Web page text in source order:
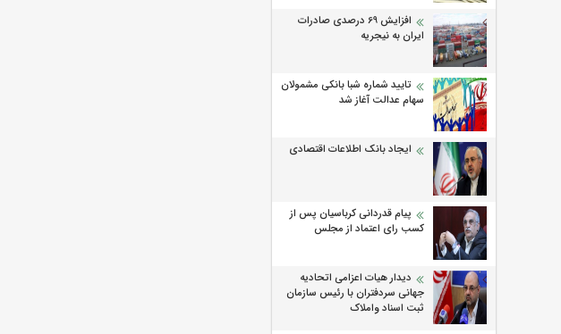
افزایش 69 درصدی صادرات
ایران به نیجریه
تایید شماره شبا بانکی مشمولان
سهام عدالت آغاز شد
ایجاد بانک اطلاعات اقتصادی
پیام قدردانی کرباسیان پس از
کسب رای اعتماد از مجلس
دیدار هیات اعزامی اتحادیه
جهانی سردفتران با رئیس سازمان
ثبت اسناد واملاک